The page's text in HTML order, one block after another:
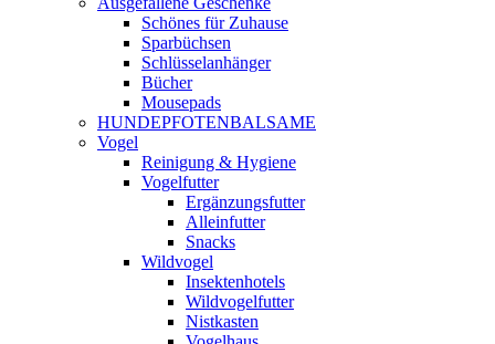
Schönes für Zuhause
Sparbüchsen
Schlüsselanhänger
Bücher
Mousepads
HUNDEPFOTENBALSAME
Vogel
Reinigung & Hygiene
Vogelfutter
Ergänzungsfutter
Alleinfutter
Snacks
Wildvogel
Insektenhotels
Wildvogelfutter
Nistkasten